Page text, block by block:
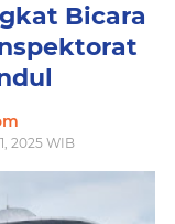
Bicara
2025 WIB